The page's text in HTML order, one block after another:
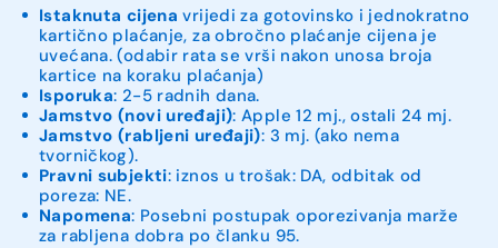
Istaknuta cijena vrijedi za gotovinsko i jednokratno
kartično plaćanje, za obročno plaćanje cijena je
uvećana. (odabir rata se vrši nakon unosa broja
kartice na koraku plaćanja)
Isporuka: 2-5 radnih dana.
Jamstvo (novi uređaji): Apple 12 mj., ostali 24 mj.
Jamstvo (rabljeni uređaji): 3 mj. (ako nema
tvorničkog).
Pravni subjekti: iznos u trošak: DA, odbitak od
poreza: NE.
Napomena: Posebni postupak oporezivanja marže
za rabljena dobra po članku 95.